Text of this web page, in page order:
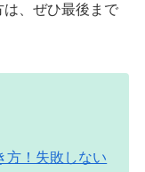
、ぜひ最後まで
方！失敗しない